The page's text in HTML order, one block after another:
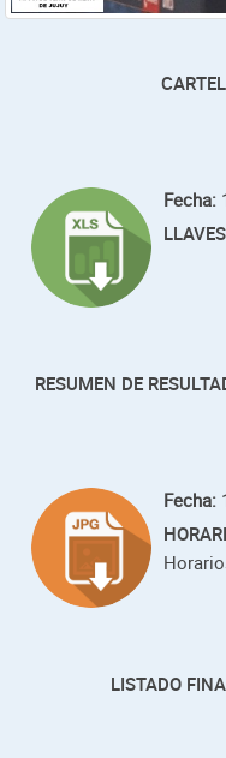
Fecha:
RESUMEN DE
Fecha:
LISTADO